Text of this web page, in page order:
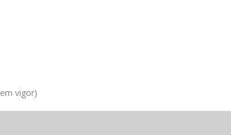
vigor)